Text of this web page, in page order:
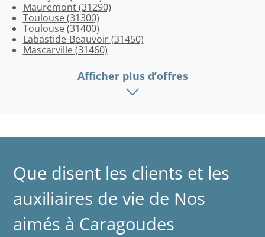
Mauremont (31290)
Toulouse (31300)
Toulouse (31400)
Labastide-Beauvoir (31450)
Mascarville (31460)
Afficher plus d’offres
Que disent les clients et les
auxiliaires de vie de Nos
aimés à Caragoudes